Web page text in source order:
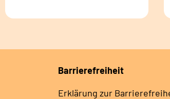
Barrierefreiheit
Erklärung zur